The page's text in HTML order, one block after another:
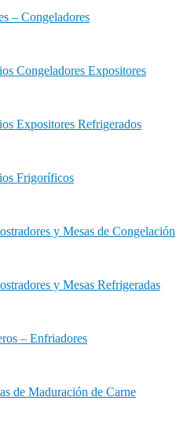
– Congeladores
Congeladores Expositores
Expositores Refrigerados
Frigoríficos
y Mesas de Congelación
y Mesas Refrigeradas
– Enfriadores
de Maduración de Carne